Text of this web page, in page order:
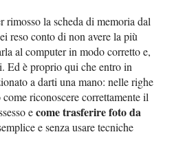
rimosso la scheda di memoria dal
reso conto di non avere la più
al computer in modo corretto e,
Ed è proprio qui che entro in
a darti una mano: nelle righe
riconoscere correttamente il
ecome trasferire foto da
e senza usare tecniche